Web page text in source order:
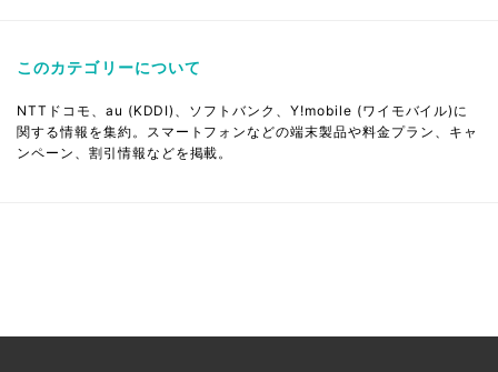
このカテゴリーについて
NTTドコモ、au (KDDI)、ソフトバンク、Y!mobile (ワイモバイル)に
関する情報を集約。スマートフォンなどの端末製品や料金プラン、キャ
ンペーン、割引情報などを掲載。